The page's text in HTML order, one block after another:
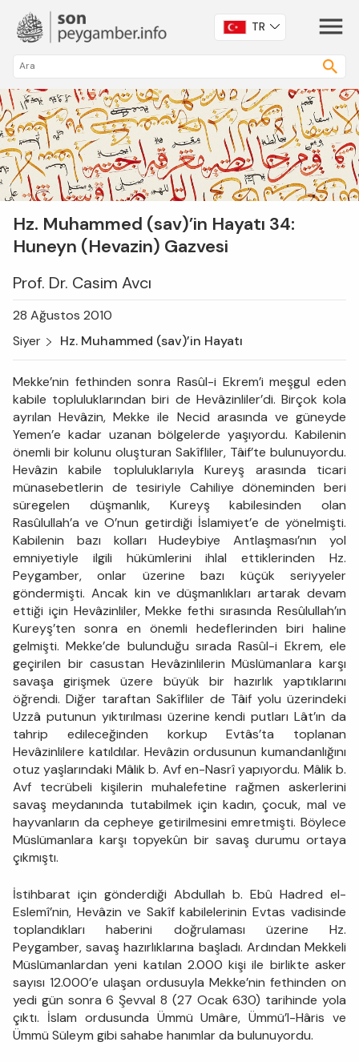
TR
Hz. Muhammed (sav)’in Hayatı 34:
Huneyn (Hevazin) Gazvesi
Prof. Dr. Casim Avcı
28 Ağustos 2010
Siyer
Hz. Muhammed (sav)’in Hayatı
Mekke’nin fethinden sonra Rasûl-i Ekrem’i meşgul eden
kabile topluluklarından biri de Hevâzinliler’di. Birçok kola
ayrılan Hevâzin, Mekke ile Necid arasında ve güneyde
Yemen’e kadar uzanan bölgelerde yaşıyordu. Kabilenin
önemli bir kolunu oluşturan Sakîfliler, Tâif’te bulunuyordu.
Hevâzin kabile topluluklarıyla Kureyş arasında ticari
münasebetlerin de tesiriyle Cahiliye döneminden beri
süregelen düşmanlık, Kureyş kabilesinden olan
Rasûlullah’a ve O’nun getirdiği İslamiyet’e de yönelmişti.
Kabilenin bazı kolları Hudeybiye Antlaşması’nın yol
emniyetiyle ilgili hükümlerini ihlal ettiklerinden Hz.
Peygamber, onlar üzerine bazı küçük seriyyeler
göndermişti. Ancak kin ve düşmanlıkları artarak devam
ettiği için Hevâzinliler, Mekke fethi sırasında Resûlullah’ın
Kureyş’ten sonra en önemli hedeflerinden biri haline
gelmişti. Mekke’de bulunduğu sırada Rasûl-i Ekrem, ele
geçirilen bir casustan Hevâzinlilerin Müslümanlara karşı
savaşa girişmek üzere büyük bir hazırlık yaptıklarını
öğrendi. Diğer taraftan Sakîfliler de Tâif yolu üzerindeki
Uzzâ putunun yıktırılması üzerine kendi putları Lât’ın da
tahrip edileceğinden korkup Evtâs’ta toplanan
Hevâzinlilere katıldılar. Hevâzin ordusunun kumandanlığını
otuz yaşlarındaki Mâlik b. Avf en-Nasrî yapıyordu. Mâlik b.
Avf tecrübeli kişilerin muhalefetine rağmen askerlerini
savaş meydanında tutabilmek için kadın, çocuk, mal ve
hayvanların da cepheye getirilmesini emretmişti. Böylece
Müslümanlara karşı topyekûn bir savaş durumu ortaya
çıkmıştı.
İstihbarat için gönderdiği Abdullah b. Ebû Hadred el-
Eslemî’nin, Hevâzin ve Sakîf kabilelerinin Evtas vadisinde
toplandıkları haberini doğrulaması üzerine Hz.
Peygamber, savaş hazırlıklarına başladı. Ardından Mekkeli
Müslümanlardan yeni katılan 2.000 kişi ile birlikte asker
sayısı 12.000’e ulaşan ordusuyla Mekke’nin fethinden on
yedi gün sonra 6 Şevval 8 (27 Ocak 630) tarihinde yola
çıktı. İslam ordusunda Ümmü Umâre, Ümmü’l-Hâris ve
Ümmü Süleym gibi sahabe hanımlar da bulunuyordu.